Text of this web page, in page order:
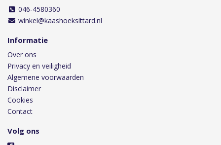
046-4580360
winkel@kaashoeksittard.nl
Informatie
Over ons
Privacy en veiligheid
Algemene voorwaarden
Disclaimer
Cookies
Contact
Volg ons